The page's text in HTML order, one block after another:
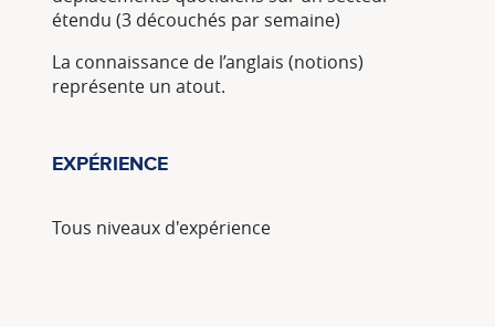
étendu (3 découchés par semaine)
La connaissance de l’anglais (notions)
représente un atout.
EXPÉRIENCE
Tous niveaux d'expérience